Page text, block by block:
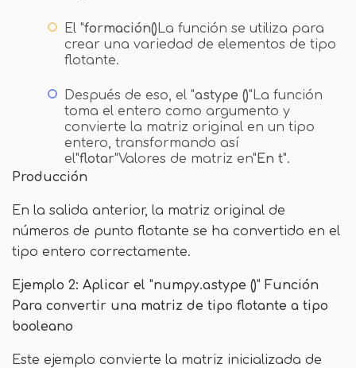
El "formación() La función se utiliza para
crear una variedad de elementos de tipo
flotante.
Después de eso, el "astype ()"La función
toma el entero como argumento y
convierte la matriz original en un tipo
entero, transformando así
el"flotar"Valores de matriz en" En t".
Producción
En la salida anterior, la matriz original de
números de punto flotante se ha convertido en el
tipo entero correctamente.
Ejemplo 2: Aplicar el "numpy.astype ()" Función
Para convertir una matriz de tipo flotante a tipo
booleano
Este ejemplo convierte la matriz inicializada de